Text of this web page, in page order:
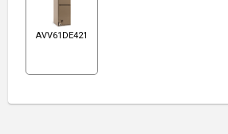
AVV61DE421